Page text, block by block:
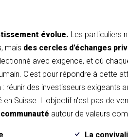
évolue. Les particuliers
mais des cercles d'échanges
avec exigence, et où
C'est pour répondre à cette
réunir des investisseurs exigeants
Suisse. L'objectif n'est pas de
autour de valeurs
La